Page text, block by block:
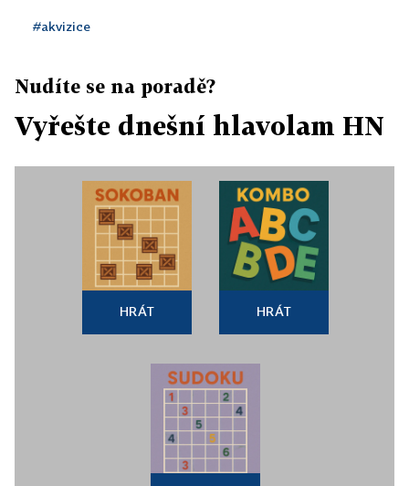
#akvizice
Nudíte se na poradě?
Vyřešte dnešní hlavolam HN
HRÁT HRÁT